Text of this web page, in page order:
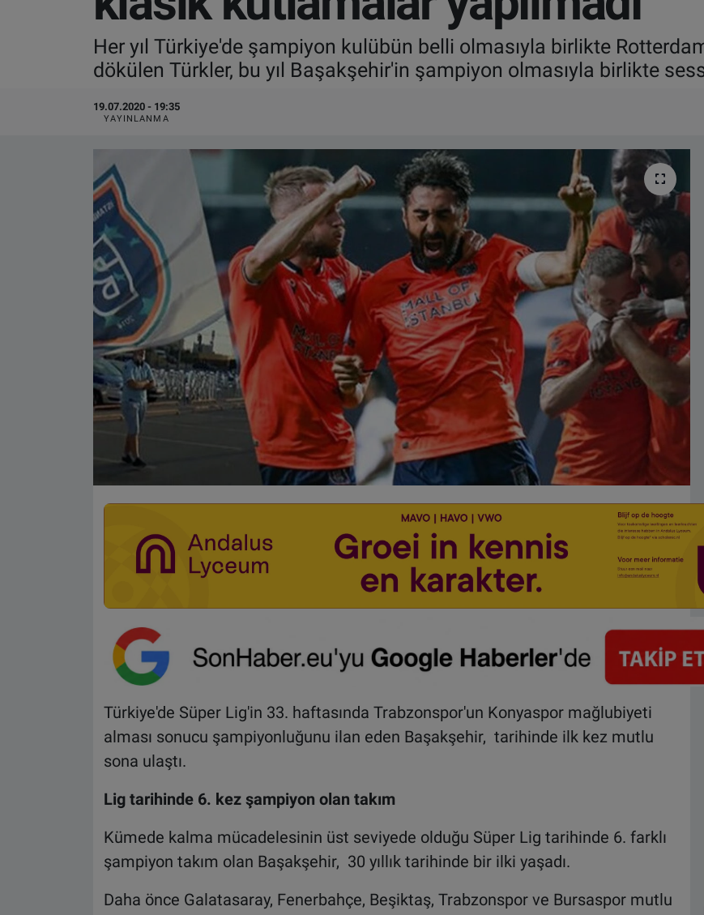
Her yıl Türkiye'de şampiyon kulübün belli olmasıyla birlikte
dökülen Türkler, bu yıl Başakşehir'in şampiyon olmasıyla birlikte
19.07.2020 - 19:35
YAYINLANMA
Türkiye'de Süper Lig'in 33. haftasında Trabzonspor'un Konyaspor mağlubiyeti
alması sonucu şampiyonluğunu ilan eden Başakşehir, tarihinde ilk kez mutlu
sona ulaştı.
Lig tarihinde 6. kez şampiyon olan takım
Kümede kalma mücadelesinin üst seviyede olduğu Süper Lig tarihinde 6. farklı
şampiyon takım olan Başakşehir, 30 yıllık tarihinde bir ilki yaşadı.
Daha önce Galatasaray, Fenerbahçe, Beşiktaş, Trabzonspor ve Bursaspor mutlu
ALGEMENE VOORWAARDEN
CONTACT
Çerez Politikası